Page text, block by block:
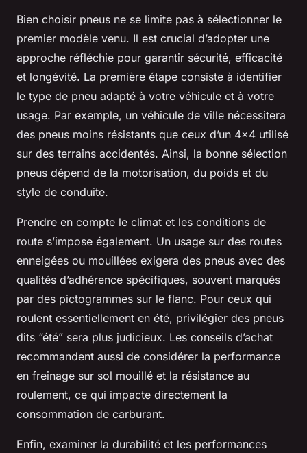
Bien choisir pneus ne se limite pas à sélectionner le
premier modèle venu. Il est crucial d’adopter une
approche réfléchie pour garantir sécurité, efficacité
et longévité. La première étape consiste à identifier
le type de pneu adapté à votre véhicule et à votre
usage. Par exemple, un véhicule de ville nécessitera
des pneus moins résistants que ceux d’un 4x4 utilisé
sur des terrains accidentés. Ainsi, la bonne sélection
pneus dépend de la motorisation, du poids et du
style de conduite.
Prendre en compte le climat et les conditions de
route s’impose également. Un usage sur des routes
enneigées ou mouillées exigera des pneus avec des
qualités d’adhérence spécifiques, souvent marqués
par des pictogrammes sur le flanc. Pour ceux qui
roulent essentiellement en été, privilégier des pneus
dits “été” sera plus judicieux. Les conseils d’achat
recommandent aussi de considérer la performance
en freinage sur sol mouillé et la résistance au
roulement, ce qui impacte directement la
consommation de carburant.
Enfin, examiner la durabilité et les performances